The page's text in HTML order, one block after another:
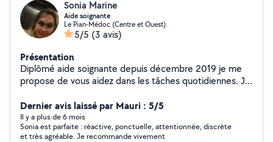
Sonia Marine
Aide soignante
Le Pian-Médoc (Centre et Ouest)
5/5 (3 avis)
Présentation
Diplômé aide soignante depuis décembre 2019 je me
propose de vous aidez dans les tâches quotidiennes. Je
ménage, de garde d'enfants..
Dernier avis laissé par Mauri : 5/5
Il y a plus de 6 mois
Sonia est parfaite : réactive, ponctuelle, attentionnée, discrète
et très agréable. Je recommande vivement